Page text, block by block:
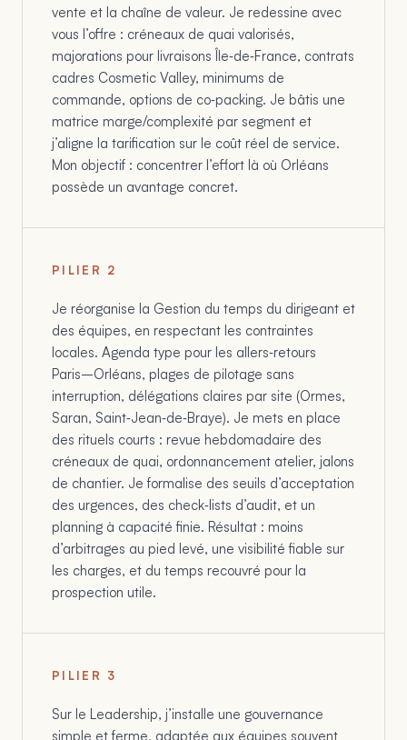
vente et la chaîne de valeur. Je redessine avec
vous l’offre : créneaux de quai valorisés,
majorations pour livraisons Île‑de‑France, contrats
cadres Cosmetic Valley, minimums de
commande, options de co‑packing. Je bâtis une
matrice marge/complexité par segment et
j’aligne la tarification sur le coût réel de service.
Mon objectif : concentrer l’effort là où Orléans
possède un avantage concret.
PILIER 2
Je réorganise la Gestion du temps du dirigeant et
des équipes, en respectant les contraintes
locales. Agenda type pour les allers‑retours
Paris–Orléans, plages de pilotage sans
interruption, délégations claires par site (Ormes,
Saran, Saint‑Jean‑de‑Braye). Je mets en place
des rituels courts : revue hebdomadaire des
créneaux de quai, ordonnancement atelier, jalons
de chantier. Je formalise des seuils d’acceptation
des urgences, des check‑lists d’audit, et un
planning à capacité finie. Résultat : moins
d’arbitrages au pied levé, une visibilité fiable sur
les charges, et du temps recouvré pour la
prospection utile.
PILIER 3
Sur le Leadership, j’installe une gouvernance
simple et ferme, adaptée aux équipes souvent